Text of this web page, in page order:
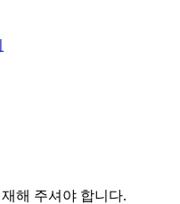
해 주셔야 합니다.